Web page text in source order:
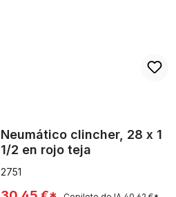
Neumático clincher, 28 x 1
1/2 en rojo teja
2751